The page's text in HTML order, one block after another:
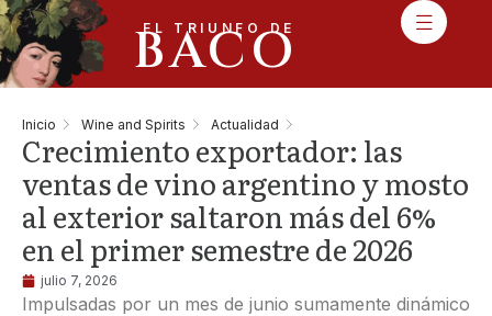
EL TRIUNFO DE
BACO
Inicio Wine and Spirits Actualidad
Crecimiento exportador: las
ventas de vino argentino y mosto
al exterior saltaron más del 6%
en el primer semestre de 2026
julio 7, 2026
Impulsadas por un mes de junio sumamente dinámico